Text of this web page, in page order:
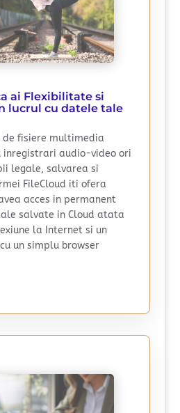
ai Flexibilitate si
lucrul cu datele tale
de fisiere multimedia
inregistrari audio-video ori
legale, salvarea si
FileCloud iti ofera
acces in permanent
salvate in Cloud atata
la Internet si un
un simplu browser